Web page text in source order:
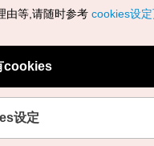
所有
由等,请随时参考 cookies设
cookies
设定